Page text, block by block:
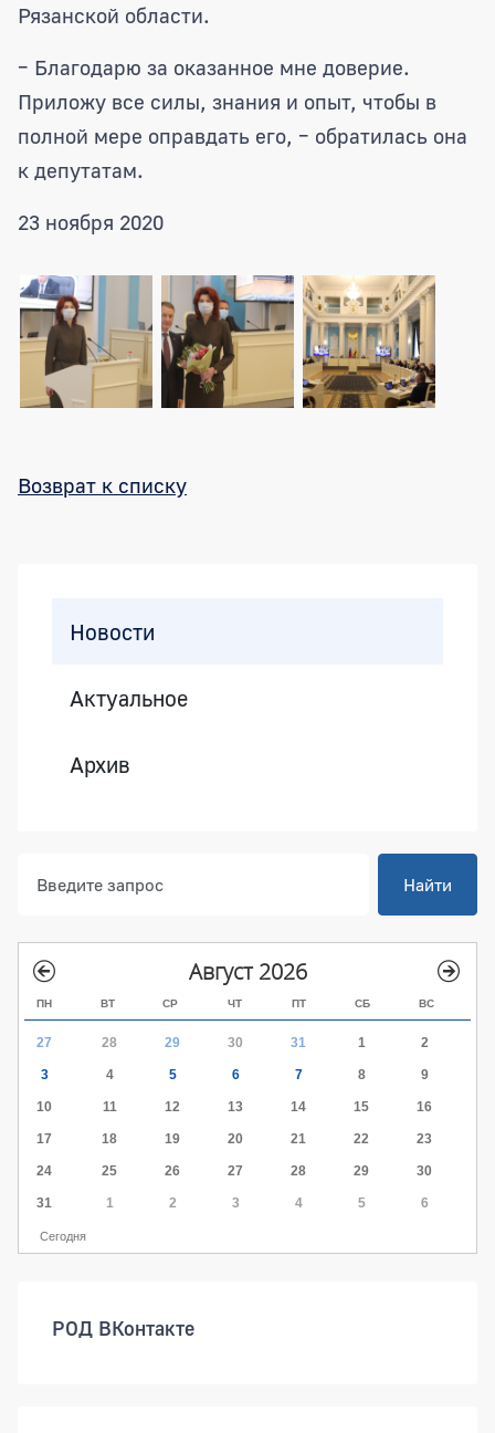
Рязанской области.
– Благодарю за оказанное мне доверие.
Приложу все силы, знания и опыт, чтобы в
полной мере оправдать его, – обратилась она
к депутатам.
23 ноября 2020
Возврат к списку
Новости
Актуальное
Архив
Найти
Август 2026
ПН ВТ СР ЧТ ПТ СБ ВС
27 28 29 30 31 1 2
3 4 5 6 7 8 9
10 11 12 13 14 15 16
17 18 19 20 21 22 23
24 25 26 27 28 29 30
31 1 2 3 4 5 6
Сегодня
РОД ВКонтакте